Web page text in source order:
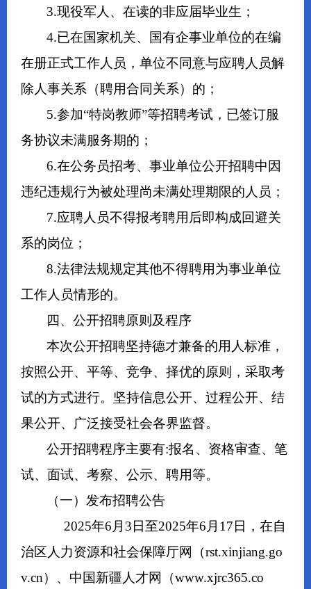
3.现役军人、在读的非应届毕业生；
4.已在国家机关、国有企事业单位的在编
在册正式工作人员，单位不同意与应聘人员解
除人事关系（聘用合同关系）的；
5.参加“特岗教师”等招聘考试，已签订服
务协议未满服务期的；
6.在公务员招考、事业单位公开招聘中因
违纪违规行为被处理尚未满处理期限的人员；
7.应聘人员不得报考聘用后即构成回避关
系的岗位；
8.法律法规规定其他不得聘用为事业单位
工作人员情形的。
四、公开招聘原则及程序
本次公开招聘坚持德才兼备的用人标准，
按照公开、平等、竞争、择优的原则，采取考
试的方式进行。坚持信息公开、过程公开、结
果公开、广泛接受社会各界监督。
公开招聘程序主要有:报名、资格审查、笔
试、面试、考察、公示、聘用等。
（一）发布招聘公告
2025年6月3日至2025年6月17日，在自
治区人力资源和社会保障厅网（rst.xinjiang.go
v.cn）、中国新疆人才网（www.xjrc365.co